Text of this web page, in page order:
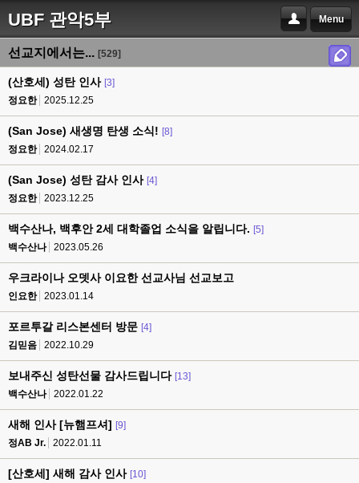
UBF 관악5부 Menu
선교지에서는... [529]
(산호세) 성탄 인사 [3]
정요한
2025.12.25
(San Jose) 새생명 탄생 소식! [8]
정요한
2024.02.17
(San Jose) 성탄 감사 인사 [4]
정요한
2023.12.25
백수산나, 백후안 2세 대학졸업 소식을 알립니다. [5]
백수산나
2023.05.26
우크라이나 오뎃사 이요한 선교사님 선교보고
인요한 2023.01.14
포르투갈 리스본센터 방문 [4]
김믿음
2022.10.29
보내주신 성탄선물 감사드립니다 [13]
백수산나
2022.01.22
새해 인사 [뉴햄프셔] [9]
정AB Jr.
2022.01.11
[산호세] 새해 감사 인사 [10]